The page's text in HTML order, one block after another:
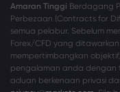
Amaran Tinggi Berdagang
Perbezaan (Contracts for
semua pelabur. Sebelum
Forex/CFD yang
mempertimbangkan
pengalaman anda dengan
aduan berkenaan privasi